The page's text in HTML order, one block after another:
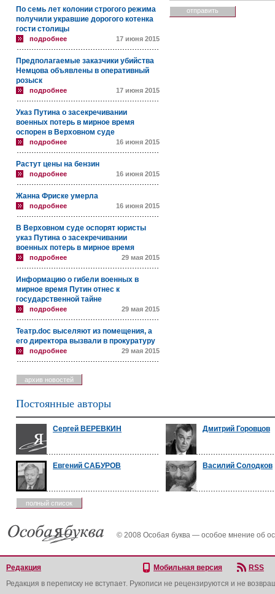
По семь лет колонии строгого режима
получили укравшие дорогого котенка
гости столицы
подробнее 17 июня 2015
Предполагаемые заказчики убийства
Немцова объявлены в оперативный
розыск
подробнее 17 июня 2015
Указ Путина о засекречивании
военных потерь в мирное время
оспорен в Верховном суде
подробнее 16 июня 2015
Растут цены на бензин
подробнее 16 июня 2015
Жанна Фриске умерла
подробнее 16 июня 2015
В Верховном суде оспорят юристы
указ Путина о засекречивании
военных потерь в мирное время
подробнее 29 мая 2015
Информацию о гибели военных в
мирное время Путин отнес к
государственной тайне
подробнее 29 мая 2015
Театр.doc выселяют из помещения, а
его директора вызвали в прокуратуру
подробнее 29 мая 2015
архив новостей
Постоянные авторы
Сергей ВЕРЕВКИН Дмитрий Горовцов
Евгений САБУРОВ Василий Солодков
полный список
© 2008 Особая буква — особое мнение об
Редакция Мобильная версия
RSS
Редакция в переписку не вступает. Рукописи не рецензируются и не